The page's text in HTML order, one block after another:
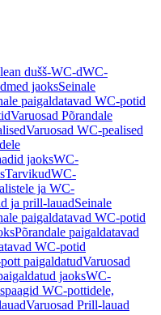
dušš-WC-dWC-
jaoksSeinale
paigaldatavad WC-potid
Varuosad Põrandale
Varuosad WC-pealised
jaoksWC-
TarvikudWC-
ja WC-
ja prill-lauadSeinale
paigaldatavad WC-potid
Põrandale paigaldatavad
WC-potid
paigaldatudVaruosad
jaoksWC-
WC-pottidele,
Varuosad Prill-lauad